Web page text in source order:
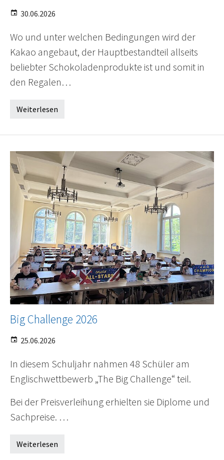
30.06.2026
Wo und unter welchen Bedingungen wird der
Kakao angebaut, der Hauptbestandteil allseits
beliebter Schokoladenprodukte ist und somit in
den Regalen…
Weiterlesen
Big Challenge 2026
25.06.2026
In diesem Schuljahr nahmen 48 Schüler am
Englischwettbewerb „The Big Challenge“ teil.
Bei der Preisverleihung erhielten sie Diplome und
Sachpreise. …
Weiterlesen